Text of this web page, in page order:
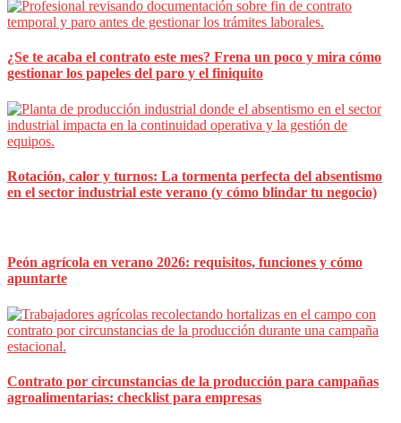
¿Se te acaba el contrato este mes? Frena un poco y mira cómo
gestionar los papeles del paro y el finiquito
Rotación, calor y turnos: La tormenta perfecta del absentismo
en el sector industrial este verano (y cómo blindar tu negocio)
Peón agrícola en verano 2026: requisitos, funciones y cómo
apuntarte
Contrato por circunstancias de la producción para campañas
agroalimentarias: checklist para empresas